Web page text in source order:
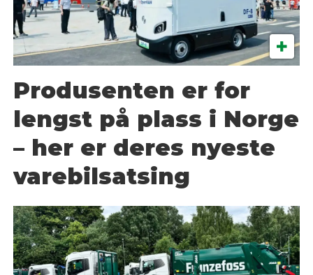
Produsenten er for
lengst på plass i Norge
– her er deres nyeste
varebilsatsing